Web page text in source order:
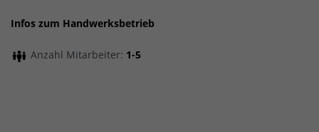
Infos zum Handwerksbetrieb
Anzahl Mitarbeiter: 1-5